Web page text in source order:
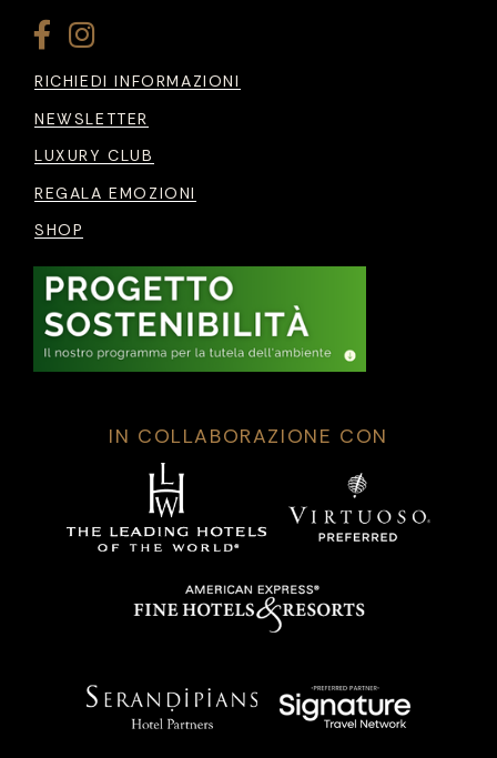
RICHIEDI INFORMAZIONI
NEWSLETTER
LUXURY CLUB
REGALA EMOZIONI
SHOP
IN COLLABORAZIONE CON